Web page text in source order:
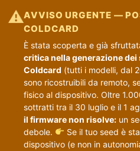
⚠AVVISO URGENTE —
COLDCARD
È stata scoperta e già
critica nella generazione
Coldcard (tutti i modelli, dal
sono ricostruibili da remoto,
fisico al dispositivo. Oltre
sottratti tra il 30 luglio e il 1
il firmware non risolve: un
debole.
Se il tuo seed è
dispositivo (e non in